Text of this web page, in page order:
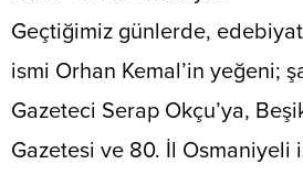
​Geçtiğimiz günlerde,
ismi Orhan Kemal’in yeğeni;
Gazeteci Serap Okçu’ya,
Gazetesi ve 80. İl Osmaniyeli